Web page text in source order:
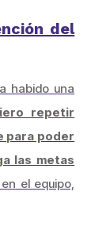
del
habido una
repetir
para poder
las metas
el equipo,